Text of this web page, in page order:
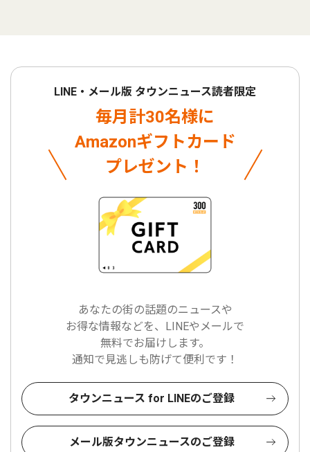
LINE・メール版 タウンニュース読者限定
毎月計30名様に
Amazonギフトカード
プレゼント！
あなたの街の話題のニュースや
お得な情報などを、LINEやメールで
無料でお届けします。
通知で見逃しも防げて便利です！
タウンニュース for LINEのご登録
メール版タウンニュースのご登録